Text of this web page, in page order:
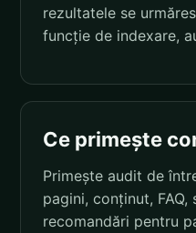
rezultatele se
funcție de indexare,
Ce primește
Primește audit de
pagini, conținut, FAQ,
recomandări pentru